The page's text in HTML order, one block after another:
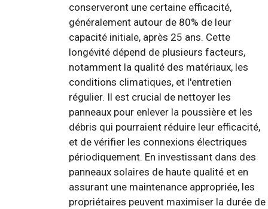
conserveront une certaine efficacité,
généralement autour de 80% de leur
capacité initiale, après 25 ans. Cette
longévité dépend de plusieurs facteurs,
notamment la qualité des matériaux, les
conditions climatiques, et l'entretien
régulier. Il est crucial de nettoyer les
panneaux pour enlever la poussière et les
débris qui pourraient réduire leur efficacité,
et de vérifier les connexions électriques
périodiquement. En investissant dans des
panneaux solaires de haute qualité et en
assurant une maintenance appropriée, les
propriétaires peuvent maximiser la durée de